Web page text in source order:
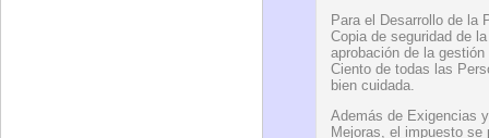
Para el Desarrollo de la
Copia de seguridad de
aprobación de la
Ciento de todas las
bien cuidada.
Además de Exigencias
Mejoras, el impuesto